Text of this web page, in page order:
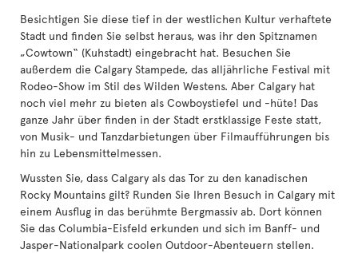
Besichtigen Sie diese tief in der westlichen Kultur verhaftete
Stadt und finden Sie selbst heraus, was ihr den Spitznamen
„Cowtown“ (Kuhstadt) eingebracht hat. Besuchen Sie
außerdem die Calgary Stampede, das alljährliche Festival mit
Rodeo-Show im Stil des Wilden Westens. Aber Calgary hat
noch viel mehr zu bieten als Cowboystiefel und -hüte! Das
ganze Jahr über finden in der Stadt erstklassige Feste statt,
von Musik- und Tanzdarbietungen über Filmaufführungen bis
hin zu Lebensmittelmessen.
Wussten Sie, dass Calgary als das Tor zu den kanadischen
Rocky Mountains gilt? Runden Sie Ihren Besuch in Calgary mit
einem Ausflug in das berühmte Bergmassiv ab. Dort können
Sie das Columbia-Eisfeld erkunden und sich im Banff- und
Jasper-Nationalpark coolen Outdoor-Abenteuern stellen.